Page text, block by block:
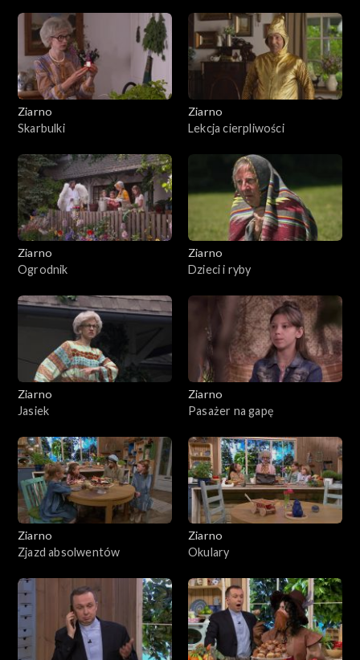
Ziarno
Skarbulki
Ziarno
Lekcja cierpliwości
Ziarno
Ogrodnik
Ziarno
Dzieci i ryby
Ziarno
Jasiek
Ziarno
Pasażer na gapę
Ziarno
Zjazd absolwentów
Ziarno
Okulary